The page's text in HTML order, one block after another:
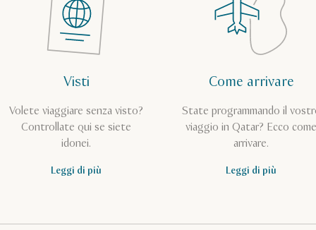
Visti
Volete viaggiare senza visto?
Controllate qui se siete
idonei.
Leggi di più
Come arrivare
State programmando il
viaggio in Qatar? Ecco come
arrivare.
Leggi di più